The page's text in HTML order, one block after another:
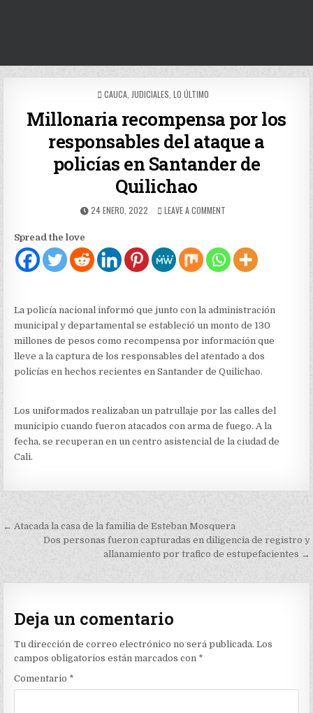
POSTED
CAUCA JUDICIALES LO ÚLTIMO
Millonaria recompensa por los
responsables del ataque a
policías en Santander de
Quilichao
PUBLISHED
24 ENERO, 2022 LEAVE A COMMENT
LOS
RESPONSABLES
A
POLICÍAS
EN
SANTANDER
DE
Spread the love
La policía nacional informó que junto con la administración
municipal y departamental se estableció un monto de 130
millones de pesos como recompensa por información que
lleve a la captura de los responsables del atentado a dos
policías en hechos recientes en Santander de Quilichao.
Los uniformados realizaban un patrullaje por las calles del
municipio cuando fueron atacados con arma de fuego. A la
fecha, se recuperan en un centro asistencial de la ciudad de
Cali.
Navegación
← Atacada la casa de la familia de Esteban Mosquera
Dos personas fueron capturadas en diligencia de registro y
allanamiento por trafico de estupefacientes →
Deja un comentario
Tu dirección de correo electrónico no será publicada. Los
campos obligatorios están marcados con *
Comentario *